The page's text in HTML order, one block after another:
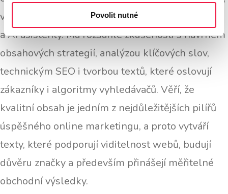
Povolit nutné
včetně optimalizace pro generativní vyhledávače
a AI asistenty. Má rozsáhlé zkušenosti s návrhem
obsahových strategií, analýzou klíčových slov,
technickým SEO i tvorbou textů, které oslovují
zákazníky i algoritmy vyhledávačů. Věří, že
kvalitní obsah je jedním z nejdůležitějších pilířů
úspěšného online marketingu, a proto vytváří
texty, které podporují viditelnost webů, budují
důvěru značky a především přinášejí měřitelné
obchodní výsledky.